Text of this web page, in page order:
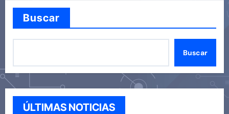
Buscar
Buscar
ÚLTIMAS NOTICIAS